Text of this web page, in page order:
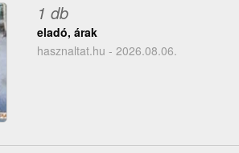
1 db
eladó, árak
hasznaltat.hu - 2026.08.06.